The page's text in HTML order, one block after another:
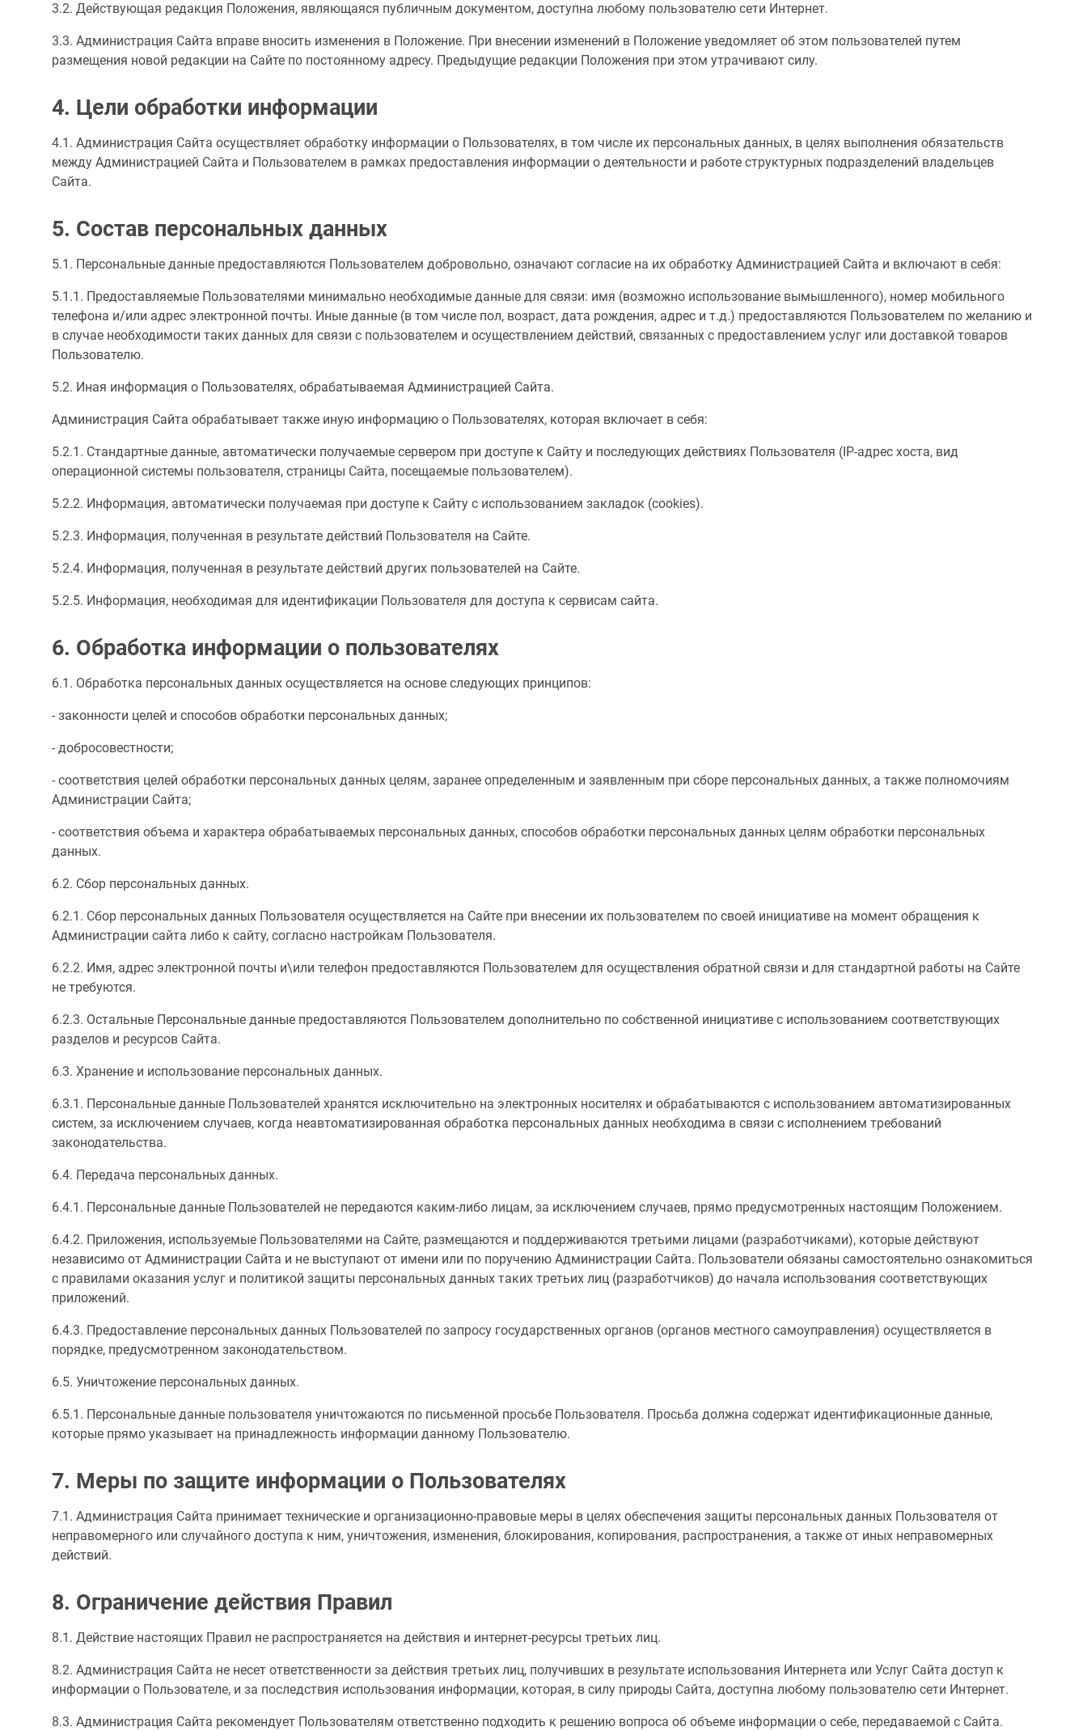
3.2. Действующая редакция Положения, являющаяся публичным документом, доступна любому пользователю сети Интернет.
3.3. Администрация Сайта вправе вносить изменения в Положение. При внесении изменений в Положение уведомляет об этом пользователей путем
размещения новой редакции на Сайте по постоянному адресу. Предыдущие редакции Положения при этом утрачивают силу.
4. Цели обработки информации
4.1. Администрация Сайта осуществляет обработку информации о Пользователях, в том числе их персональных данных, в целях выполнения обязательств
между Администрацией Сайта и Пользователем в рамках предоставления информации о деятельности и работе структурных подразделений владельцев
Сайта.
5. Состав персональных данных
5.1. Персональные данные предоставляются Пользователем добровольно, означают согласие на их обработку Администрацией Сайта и включают в себя:
5.1.1. Предоставляемые Пользователями минимально необходимые данные для связи: имя (возможно использование вымышленного), номер мобильного
телефона и/или адрес электронной почты. Иные данные (в том числе пол, возраст, дата рождения, адрес и т.д.) предоставляются Пользователем по желанию и
в случае необходимости таких данных для связи с пользователем и осуществлением действий, связанных с предоставлением услуг или доставкой товаров
Пользователю.
5.2. Иная информация о Пользователях, обрабатываемая Администрацией Сайта.
Администрация Сайта обрабатывает также иную информацию о Пользователях, которая включает в себя:
5.2.1. Стандартные данные, автоматически получаемые сервером при доступе к Сайту и последующих действиях Пользователя (IP-адрес хоста, вид
операционной системы пользователя, страницы Сайта, посещаемые пользователем).
5.2.2. Информация, автоматически получаемая при доступе к Сайту с использованием закладок (cookies).
5.2.3. Информация, полученная в результате действий Пользователя на Сайте.
5.2.4. Информация, полученная в результате действий других пользователей на Сайте.
5.2.5. Информация, необходимая для идентификации Пользователя для доступа к сервисам сайта.
6. Обработка информации о пользователях
6.1. Обработка персональных данных осуществляется на основе следующих принципов:
- законности целей и способов обработки персональных данных;
- добросовестности;
- соответствия целей обработки персональных данных целям, заранее определенным и заявленным при сборе персональных данных, а также полномочиям
Администрации Сайта;
- соответствия объема и характера обрабатываемых персональных данных, способов обработки персональных данных целям обработки персональных
данных.
6.2. Сбор персональных данных.
6.2.1. Сбор персональных данных Пользователя осуществляется на Сайте при внесении их пользователем по своей инициативе на момент обращения к
Администрации сайта либо к сайту, согласно настройкам Пользователя.
6.2.2. Имя, адрес электронной почты и\или телефон предоставляются Пользователем для осуществления обратной связи и для стандартной работы на Сайте
не требуются.
6.2.3. Остальные Персональные данные предоставляются Пользователем дополнительно по собственной инициативе с использованием соответствующих
разделов и ресурсов Сайта.
6.3. Хранение и использование персональных данных.
6.3.1. Персональные данные Пользователей хранятся исключительно на электронных носителях и обрабатываются с использованием автоматизированных
систем, за исключением случаев, когда неавтоматизированная обработка персональных данных необходима в связи с исполнением требований
законодательства.
6.4. Передача персональных данных.
6.4.1. Персональные данные Пользователей не передаются каким-либо лицам, за исключением случаев, прямо предусмотренных настоящим Положением.
6.4.2. Приложения, используемые Пользователями на Сайте, размещаются и поддерживаются третьими лицами (разработчиками), которые действуют
независимо от Администрации Сайта и не выступают от имени или по поручению Администрации Сайта. Пользователи обязаны самостоятельно ознакомиться
с правилами оказания услуг и политикой защиты персональных данных таких третьих лиц (разработчиков) до начала использования соответствующих
приложений.
6.4.3. Предоставление персональных данных Пользователей по запросу государственных органов (органов местного самоуправления) осуществляется в
порядке, предусмотренном законодательством.
6.5. Уничтожение персональных данных.
6.5.1. Персональные данные пользователя уничтожаются по письменной просьбе Пользователя. Просьба должна содержат идентификационные данные,
которые прямо указывает на принадлежность информации данному Пользователю.
7. Меры по защите информации о Пользователях
7.1. Администрация Сайта принимает технические и организационно-правовые меры в целях обеспечения защиты персональных данных Пользователя от
неправомерного или случайного доступа к ним, уничтожения, изменения, блокирования, копирования, распространения, а также от иных неправомерных
действий.
8. Ограничение действия Правил
8.1. Действие настоящих Правил не распространяется на действия и интернет-ресурсы третьих лиц.
8.2. Администрация Сайта не несет ответственности за действия третьих лиц, получивших в результате использования Интернета или Услуг Сайта доступ к
информации о Пользователе, и за последствия использования информации, которая, в силу природы Сайта, доступна любому пользователю сети Интернет.
8.3. Администрация Сайта рекомендует Пользователям ответственно подходить к решению вопроса об объеме информации о себе, передаваемой с Сайта.